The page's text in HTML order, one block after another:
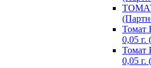
Томат
0,05 г.
Томат
0,05 г.